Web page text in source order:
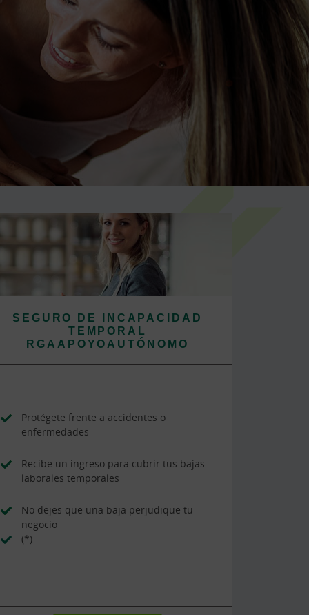
SEGURO DE INCAPACIDAD
TEMPORAL
RGAAPOYOAUTÓNOMO
Protégete frente a accidentes o
enfermedades
Recibe un ingreso para cubrir tus bajas
laborales temporales
No dejes que una baja perjudique tu
negocio
(*)